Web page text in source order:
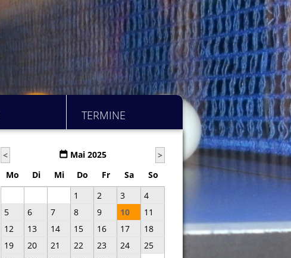
TERMINE
< Mai 2025
>
Mo
Di Mi Do Fr Sa
So
1
2 3
4
5
6 7 8 9 10
11
12
13 14 15 16 17
18
19
20 21 22 23 24
25